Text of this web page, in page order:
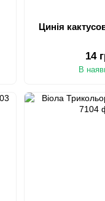
Цинія
14
В